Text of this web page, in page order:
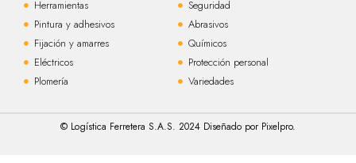
Herramientas
Pintura y adhesivos
Fijación y amarres
Eléctricos
Plomería
Seguridad
Abrasivos
Químicos
Protección personal
Variedades
© Logística Ferretera S.A.S. 2024 Diseñado por Pixelpro.